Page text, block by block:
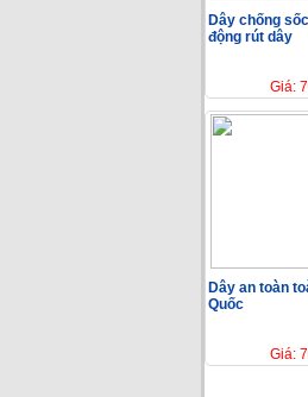
Dây chống
động rút dây
Giá:
Dây an toàn
Quốc
Giá: